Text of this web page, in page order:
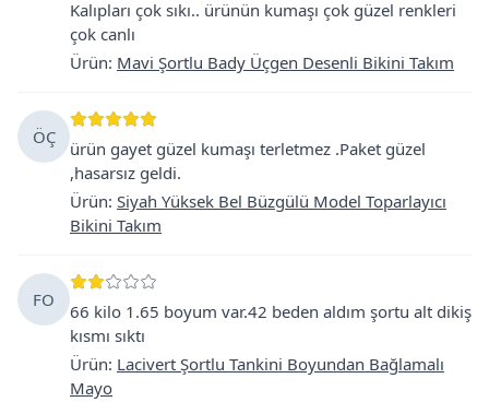
Kalıpları çok sıkı.. ürünün kumaşı çok güzel renkleri
çok canlı
Ürün: Mavi Şortlu Bady Üçgen Desenli Bikini Takım
ÖÇ
ürün gayet güzel kumaşı terletmez .Paket güzel
,hasarsız geldi.
Ürün: Siyah Yüksek Bel Büzgülü Model Toparlayıcı
Bikini Takım
FO
66 kilo 1.65 boyum var.42 beden aldım şortu alt dikiş
kısmı sıktı
Ürün: Lacivert Şortlu Tankini Boyundan Bağlamalı
Mayo